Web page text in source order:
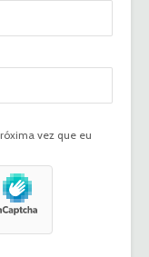
vez que eu